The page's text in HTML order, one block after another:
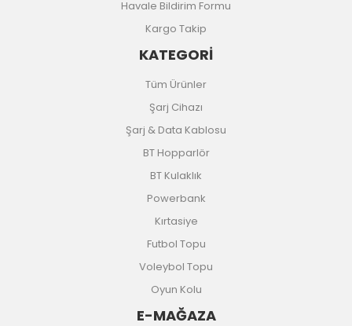
Havale Bildirim Formu
Kargo Takip
KATEGORİ
Tüm Ürünler
Şarj Cihazı
Şarj & Data Kablosu
BT Hopparlör
BT Kulaklık
Powerbank
Kırtasiye
Futbol Topu
Voleybol Topu
Oyun Kolu
E-MAĞAZA